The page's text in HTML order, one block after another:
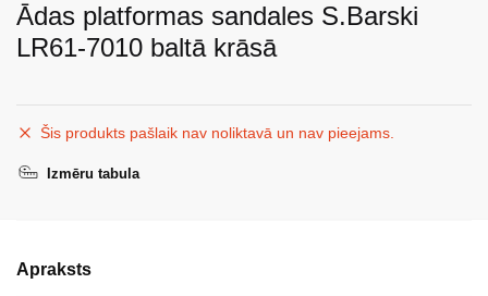
Ādas platformas sandales S.Barski
LR61-7010 baltā krāsā
Šis produkts pašlaik nav noliktavā un nav pieejams.
Izmēru tabula
Apraksts